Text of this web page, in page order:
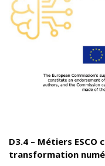
D3.4 – Métiers ESCO
transformation